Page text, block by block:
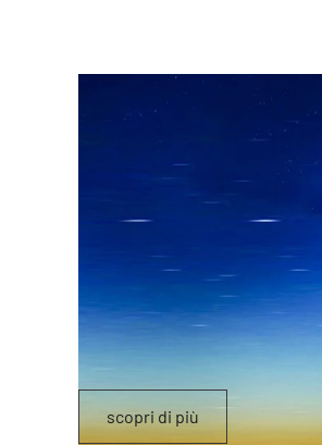
scopri di più